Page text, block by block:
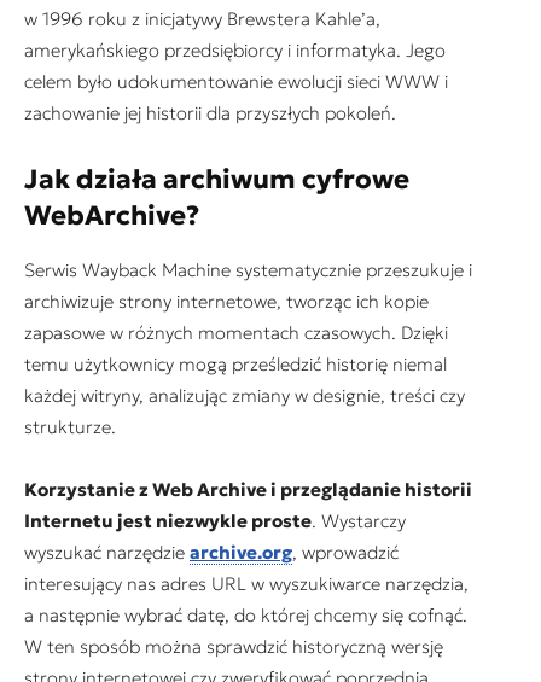
w 1996 roku z inicjatywy Brewstera Kahle’a,
amerykańskiego przedsiębiorcy i informatyka. Jego
celem było udokumentowanie ewolucji sieci WWW i
zachowanie jej historii dla przyszłych pokoleń.
Jak działa archiwum cyfrowe
WebArchive?
Serwis Wayback Machine systematycznie przeszukuje i
archiwizuje strony internetowe, tworząc ich kopie
zapasowe w różnych momentach czasowych. Dzięki
temu użytkownicy mogą prześledzić historię niemal
każdej witryny, analizując zmiany w designie, treści czy
strukturze.
Korzystanie z Web Archive i przeglądanie historii
Internetu jest niezwykle proste. Wystarczy
wyszukać narzędzie archive.org, wprowadzić
interesujący nas adres URL w wyszukiwarce narzędzia,
a następnie wybrać datę, do której chcemy się cofnąć.
W ten sposób można sprawdzić historyczną wersję